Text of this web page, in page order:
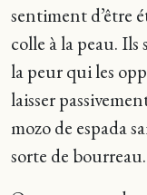
sentiment d’être
colle à la peau. Ils
la peur qui les
laisser
mozo de espada
sorte de